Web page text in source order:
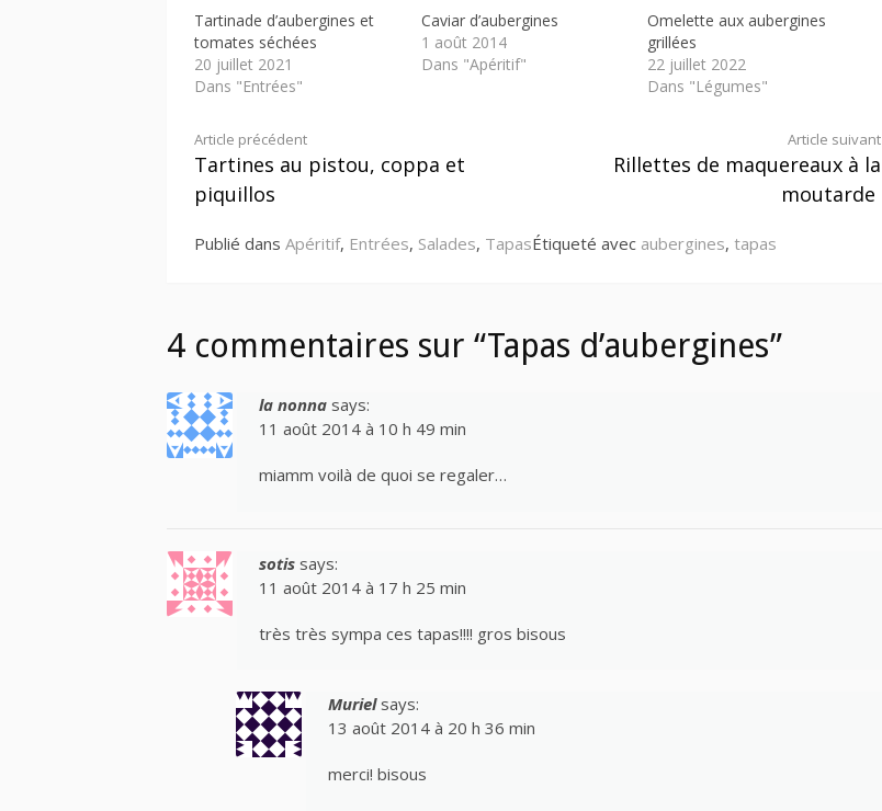
Tartinade d’aubergines et
tomates séchées
20 juillet 2021
Dans "Entrées"
Caviar d’aubergines
1 août 2014
Dans "Apéritif"
Omelette aux aubergines
grillées
22 juillet 2022
Dans "Légumes"
Lire
la
Article précédent
Tartines au pistou, coppa et
piquillos
Article suivant
Rillettes de maquereaux à la
moutarde
Publié dans Apéritif, Entrées, Salades, TapasÉtiqueté avec aubergines, tapas
4 commentaires sur “Tapas d’aubergines”
la nonna says:
11 août 2014 à 10 h 49 min
miamm voilà de quoi se regaler…
sotis says:
11 août 2014 à 17 h 25 min
très très sympa ces tapas!!!! gros bisous
Muriel says:
13 août 2014 à 20 h 36 min
merci! bisous